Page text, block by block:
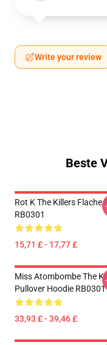
Write your review
Beste
Rot K The Killers Flache
RB0301
15,71 £ - 17,77 £
Miss Atombombe The
Pullover Hoodie RB0301
33,93 £ - 39,46 £